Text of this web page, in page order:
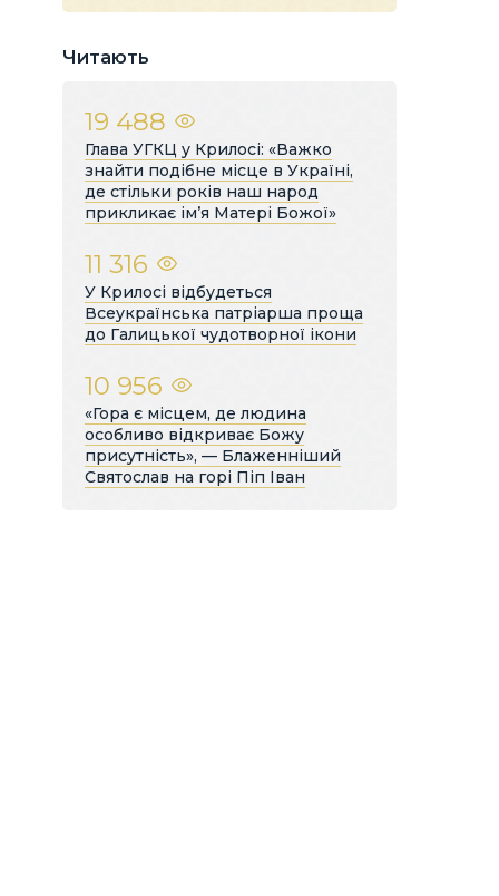
Читають
19 488
Глава УГКЦ у Крилосі: «Важко
знайти подібне місце в Україні,
де стільки років наш народ
прикликає ім’я Матері Божої»
11 316
У Крилосі відбудеться
Всеукраїнська патріарша проща
до Галицької чудотворної ікони
10 956
«Гора є місцем, де людина
особливо відкриває Божу
присутність», — Блаженніший
Святослав на горі Піп Іван